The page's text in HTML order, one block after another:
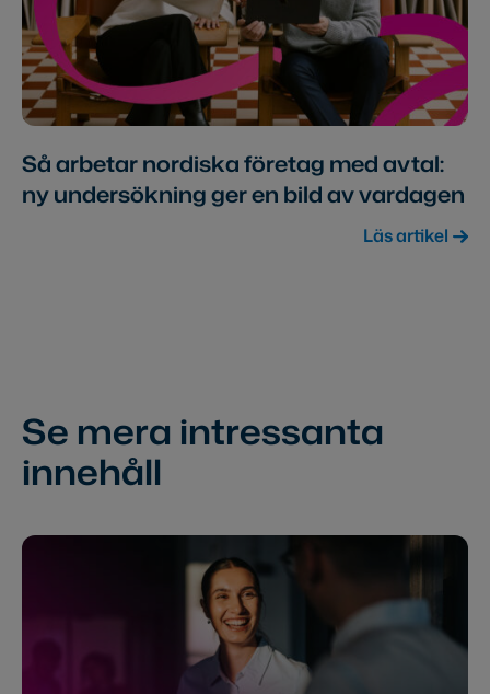
Så arbetar nordiska företag med avtal:
ny undersökning ger en bild av vardagen
Läs artikel
Se mera intressanta
innehåll